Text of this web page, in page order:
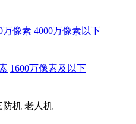
万像素 4000万像素以下
1600万像素及以下
防机 老人机